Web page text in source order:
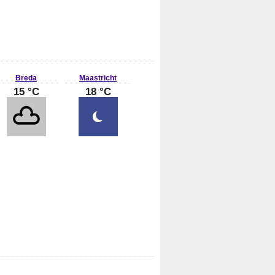
Breda
15 °C
Maastricht
18 °C